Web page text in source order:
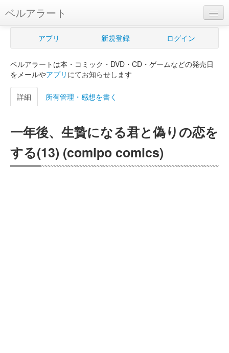
ベルアラート
ベルアラートとは
新規登録
ログイン
購入管理
Myシェルフ
アプリ 新規登録 ログイン
ベルアラートは本・コミック・DVD・CD・ゲームなどの発売日
をメールやアプリ にてお知らせします
詳細 所有管理・感想を書く
一年後、生贄になる君と偽りの恋を
する(13) (comipo comics)